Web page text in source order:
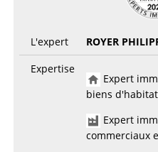
L'expert
ROYER
Expertise
Expert
biens
Expert
commerciaux